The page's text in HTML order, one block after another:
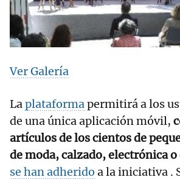
Ver Galería
Laplataformapermitirá a los
de una única aplicación móvil,
artículos de los cientos de
de moda, calzado, electrónica
se han adherido a la iniciativa .